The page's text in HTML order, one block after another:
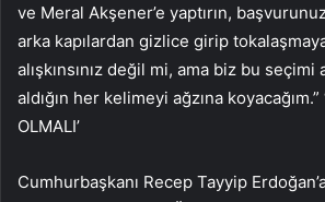
ve Meral Akşener’e yaptırın,
arka kapılardan gizlice girip
alışkınsınız değil mi, ama biz bu seçimi
aldığın her kelimeyi ağzına koyacağım.”
OLMALI’
Cumhurbaşkanı Recep Tayyip